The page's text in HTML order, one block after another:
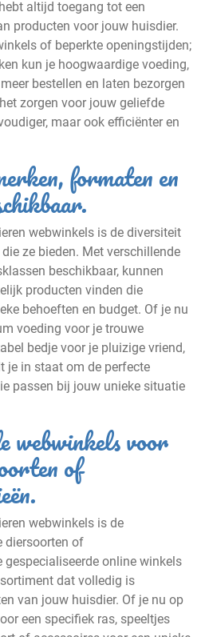
altijd toegang tot een
producten voor jouw huisdier.
of beperkte openingstijden;
kun je hoogwaardige voeding,
bestellen en laten bezorgen
zorgen voor jouw geliefde
maar ook efficiënter en
formaten en
webwinkels is de diversiteit
ze bieden. Met verschillende
beschikbaar, kunnen
producten vinden die
behoeften en budget. Of je nu
voeding voor je trouwe
bedje voor je pluizige vriend,
je in staat om de perfecte
passen bij jouw unieke situatie
webwinkels voor
of
webwinkels is de
diersoorten of
gespecialiseerde online winkels
dat volledig is
van jouw huisdier. Of je nu op
een specifiek ras, speeltjes